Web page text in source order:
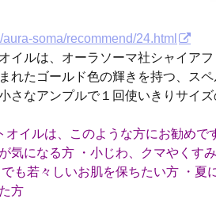
soma/recommend/24.html
イルは、オーラソーマ社シャイア
れたゴールド色の輝きを持つ、ス
さなアンプルで１回使いきりサイ
イルは、このような方にお勧めで
気になる方 ・小じわ、クマやくす
も若々しいお肌を保ちたい方 ・夏
方